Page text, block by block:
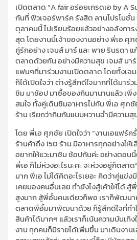
เปิดตลาด“A fairอร่อยเกรดเอ by A
กันที่ฟิวเจอร์พาร์ค รังสิต ลานโปรโมชั่
ตุลาคมนี้ไปเรียบร้อยแล้วอย่างอลังการ
สุด โดยงานนี้เจ้าของงานอย่างพี่เอ ศุภ
คู่รักอย่างเจมส์ มาร์และพาย รินรดา แ
ตลาดด้วยกัน อย่างมีความสุข เจมส์ มา
แฟนๆที่มาร่วมงานเปิดตลาด โดยทั้งเจ
ก็ได้เปิดใจว่า ต่างรู้สึกดีใจมากที่ได้มาร่
ชิม มาช้อป มาซื้อของกินมานานแล้ว เพิ่
สมใจ ทั้งคู่เดินชิมอาหารไปกับ พี่เอ ศุภ
ร้าน เรียกว่ากินกันแบบหวานฉ่ำมีความสุ
โดย พี่เอ ศุภชัย เปิดใจว่า“งานเอแฟร์ค
ร้านค้าถึง 150 ร้าน มีอาหารทุกอย่างให้
อยากให้แวะมาชิมช้อปกันค่ะอย่างตอนนี้
พี่เอ ก็ไม่ห่วงอะไรนะคะ จะห่วงอยู่ก็ตลาด”
มาก พี่เอ ไม่ได้คิดอะไรเยอะ คิดว่าคู่แข่
เคยมองคนอื่นเลย ทำยังไงสู้เค้าให้ได้ สู้
สูงมาก สู้พี่อั้มคนเดียวก็พอ เราก็พัฒนา
ตลาดพี่อั้มมาพัฒนาด้วย ก็รู้สึกดีใจที่ทำ
สินค้าได้มากๆ แล้วเราก็เน้นความบันเทิ
งาน ทุกคนก็มีรายได้เพิ่มขึ้น มาเดินงาน